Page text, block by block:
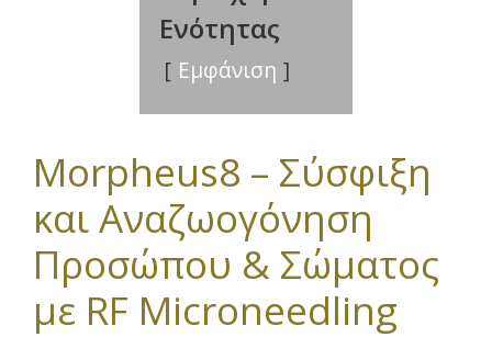
Ενότητας
Εμφάνιση
Morpheus8 – Σύσφιξη
και Αναζωογόνηση
Προσώπου & Σώματος
με RF Microneedling